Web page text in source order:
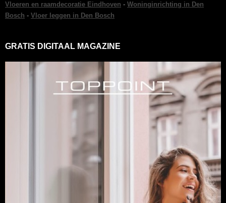
Vloeren en raamdecoratie Eindhoven - Woninginrichting in Den
Bosch - Vloer leggen in Den Bosch
GRATIS DIGITAAL MAGAZINE